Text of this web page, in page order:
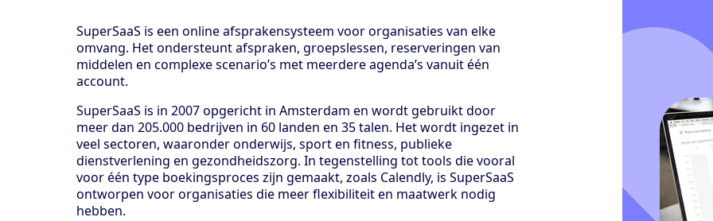
SuperSaaS is een online afsprakensysteem voor organisaties van elke
omvang. Het ondersteunt afspraken, groepslessen, reserveringen van
middelen en complexe scenario’s met meerdere agenda’s vanuit één
account.
SuperSaaS is in 2007 opgericht in Amsterdam en wordt gebruikt door
meer dan 205.000 bedrijven in 60 landen en 35 talen. Het wordt ingezet in
veel sectoren, waaronder onderwijs, sport en fitness, publieke
dienstverlening en gezondheidszorg. In tegenstelling tot tools die vooral
voor één type boekingsproces zijn gemaakt, zoals Calendly, is SuperSaaS
ontworpen voor organisaties die meer flexibiliteit en maatwerk nodig
hebben.